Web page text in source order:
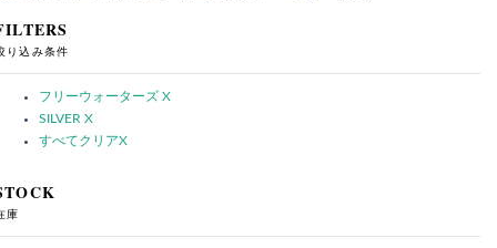
り込み条件
フリーウォーターズ X
SILVER X
すべてクリアX
庫